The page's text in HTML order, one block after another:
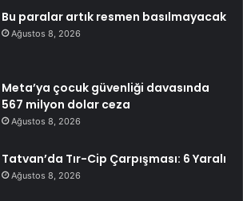
Bu paralar artık resmen basılmayacak
Ağustos 8, 2026
Meta’ya çocuk güvenliği davasında
567 milyon dolar ceza
Ağustos 8, 2026
Tatvan’da Tır-Cip Çarpışması: 6 Yaralı
Ağustos 8, 2026